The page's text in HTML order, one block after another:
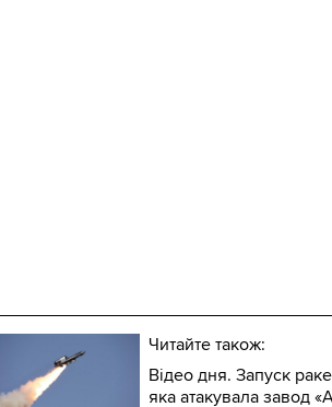
Читайте також:
Відео дня. Запуск
яка атакувала завод